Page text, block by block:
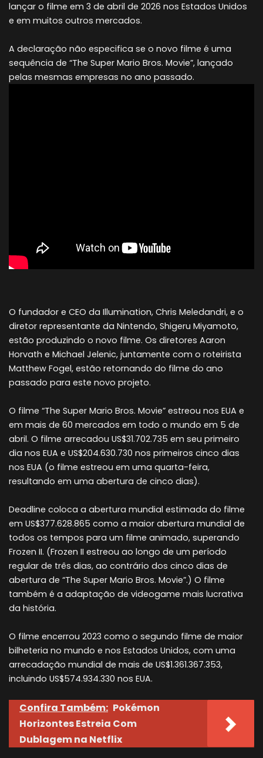
lançar o filme em 3 de abril de 2026 nos Estados Unidos
e em muitos outros mercados.
A declaração não especifica se o novo filme é uma
sequência de “The Super Mario Bros. Movie”, lançado
pelas mesmas empresas no ano passado.
O fundador e CEO da Illumination, Chris Meledandri, e o
diretor representante da Nintendo, Shigeru Miyamoto,
estão produzindo o novo filme. Os diretores Aaron
Horvath e Michael Jelenic, juntamente com o roteirista
Matthew Fogel, estão retornando do filme do ano
passado para este novo projeto.
O filme “The Super Mario Bros. Movie” estreou nos EUA e
em mais de 60 mercados em todo o mundo em 5 de
abril. O filme arrecadou US$31.702.735 em seu primeiro
dia nos EUA e US$204.630.730 nos primeiros cinco dias
nos EUA (o filme estreou em uma quarta-feira,
resultando em uma abertura de cinco dias).
Deadline coloca a abertura mundial estimada do filme
em US$377.628.865 como a maior abertura mundial de
todos os tempos para um filme animado, superando
Frozen II. (Frozen II estreou ao longo de um período
regular de três dias, ao contrário dos cinco dias de
abertura de “The Super Mario Bros. Movie”.) O filme
também é a adaptação de videogame mais lucrativa
da história.
O filme encerrou 2023 como o segundo filme de maior
bilheteria no mundo e nos Estados Unidos, com uma
arrecadação mundial de mais de US$1.361.367.353,
incluindo US$574.934.330 nos EUA.
Confira Também: Pokémon
Horizontes Estreia Com
Dublagem na Netflix